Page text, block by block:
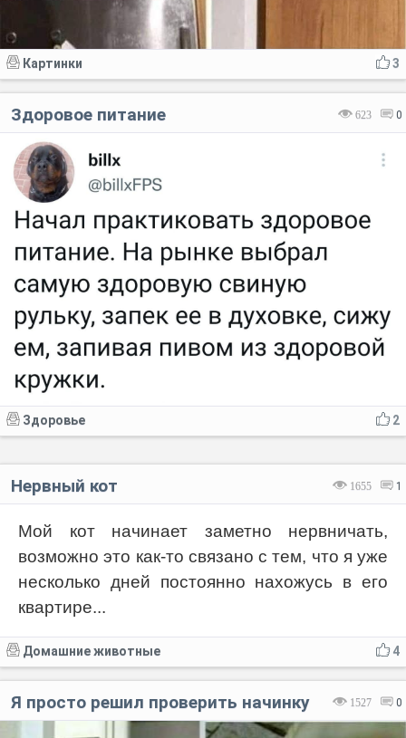
3
Картинки
623 0
Здоровое питание
2
Здоровье
1655 1
Нервный кот
Мой кот начинает заметно нервничать,
возможно это как-то связано с тем, что я уже
несколько дней постоянно нахожусь в его
квартире...
4
Домашние животные
1527 0
Я просто решил проверить начинку